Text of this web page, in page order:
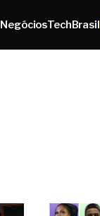
NegóciosTechBrasil